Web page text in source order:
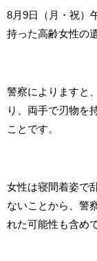
8月9日（月・祝）
持った高齢女性の
警察によりますと
り、両手で刃物を
ことです。
女性は寝間着姿で
ないことから、警
れた可能性も含め